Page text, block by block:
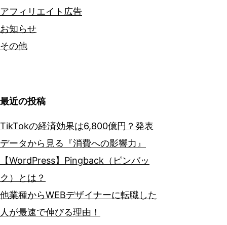
アフィリエイト広告
お知らせ
その他
最近の投稿
TikTokの経済効果は6,800億円？発表
データから見る『消費への影響力』
【WordPress】Pingback（ピンバッ
ク）とは？
他業種からWEBデザイナーに転職した
人が最速で伸びる理由！